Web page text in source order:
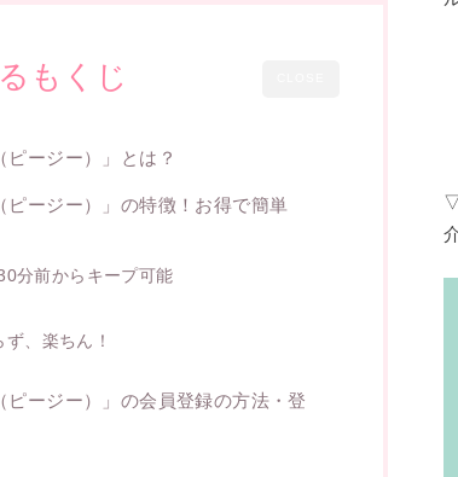
もくじ
ージー）」とは？
ージー）」の特徴！お得で簡単
分前からキープ可能
、楽ちん！
ージー）」の会員登録の方法・登